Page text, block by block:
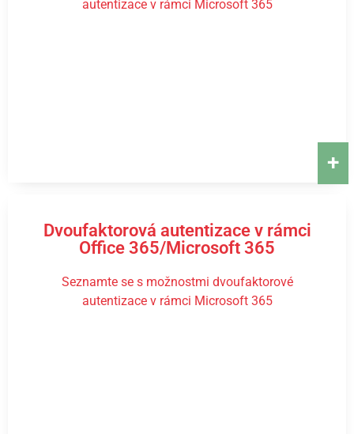
autentizace v rámci Microsoft 365
+
Dvoufaktorová autentizace v rámci
Office 365/Microsoft 365
Seznamte se s možnostmi dvoufaktorové
autentizace v rámci Microsoft 365